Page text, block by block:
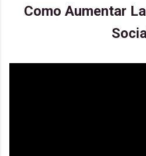
Como Aumentar